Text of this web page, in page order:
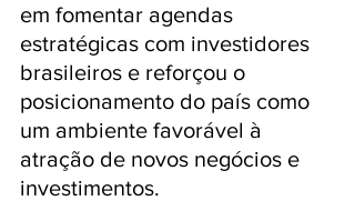
em fomentar agendas
estratégicas com investidores
brasileiros e reforçou o
posicionamento do país como
um ambiente favorável à
atração de novos negócios e
investimentos.